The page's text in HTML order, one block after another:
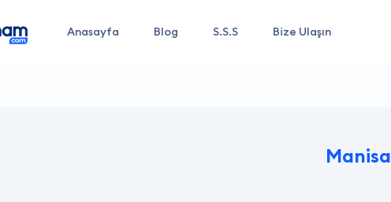
Anasayfa Blog S.S.S Bize Ulaşın
Manisa